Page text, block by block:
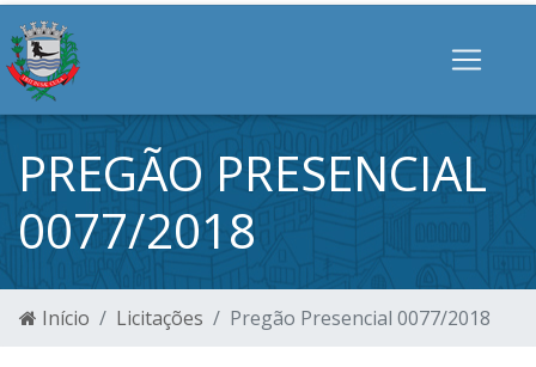
PREGÃO PRESENCIAL
0077/2018
Início Licitações Pregão Presencial 0077/2018